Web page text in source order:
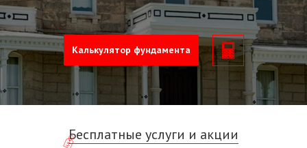
Калькулятор фундамента
Бесплатные услуги и акции